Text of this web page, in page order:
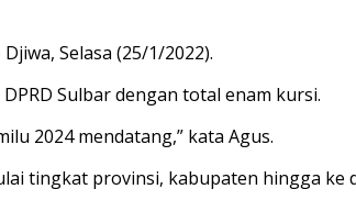
Selasa (25/1/2022).
Sulbar dengan total enam kursi.
2024 mendatang,” kata Agus.
tingkat provinsi, kabupaten hingga ke